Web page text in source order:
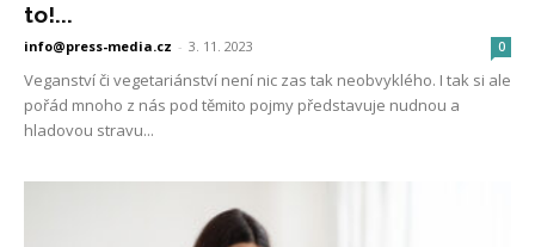
to!...
info@press-media.cz - 3. 11. 2023 0
Veganství či vegetariánství není nic zas tak neobvyklého. I tak si ale
pořád mnoho z nás pod těmito pojmy představuje nudnou a
hladovou stravu...